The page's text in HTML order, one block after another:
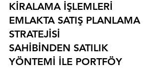
KİRALAMA İŞLEMLERİ
EMLAKTA SATIŞ PLANLAMA
STRATEJİSİ
SAHİBİNDEN SATILIK
YÖNTEMİ İLE PORTFÖY